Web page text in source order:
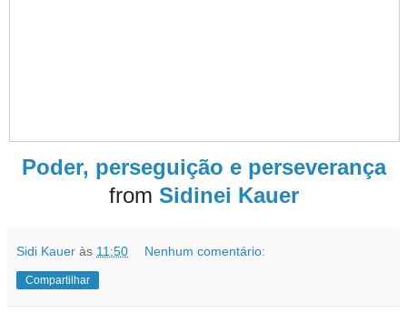
Poder, perseguição e perseverança
from Sidinei Kauer
Sidi Kauer às 11:50 Nenhum comentário:
Compartilhar